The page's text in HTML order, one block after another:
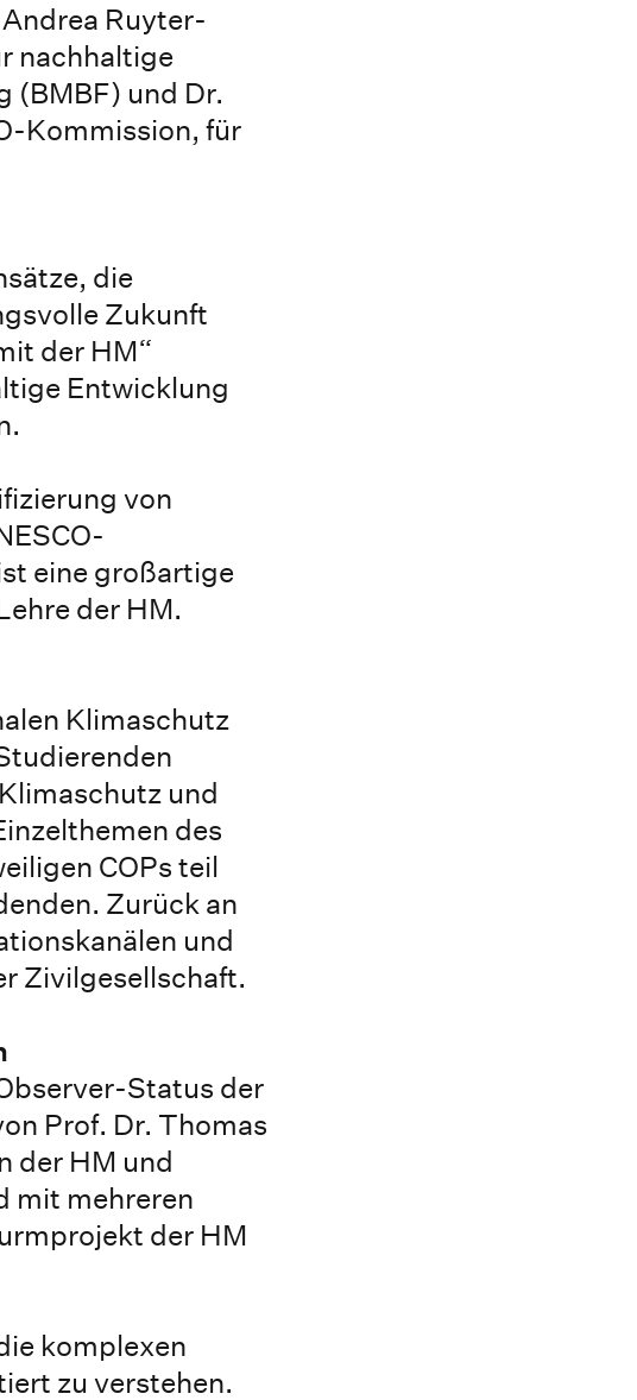
Ruyter-
nachhaltige
(BMBF) und Dr.
Kommission, für
die
Zukunft
der HM“
Entwicklung
von
eine großartige
der HM.
Klimaschutz
und
des
COPs teil
Zurück an
und
Zivilgesellschaft.
Status der
Prof. Dr. Thomas
der HM und
mit mehreren
der HM
komplexen
zu verstehen.